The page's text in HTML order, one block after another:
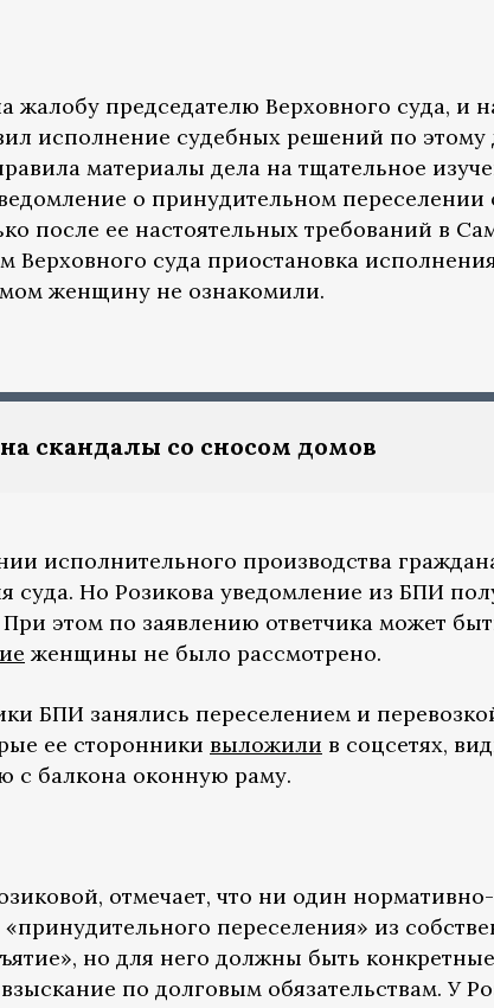
жалобу председателю Верховного суда, и
исполнение судебных решений по этому
материалы дела на тщательное
о принудительном переселении
после ее настоятельных требований в
суда приостановка
женщину не ознакомили.
скандалы со сносом домов
исполнительного производства
суда. Но Розикова уведомление из БПИ
этом по заявлению ответчика может
женщины не было рассмотрено.
БПИ занялись переселением и
ее сторонники выложили в соцсетях,
с балкона оконную раму.
отмечает, что ни один
переселения» из
но для него должны быть
по долговым обязательствам. У